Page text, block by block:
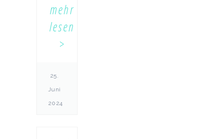
mehr
lesen
25.
Juni
2024